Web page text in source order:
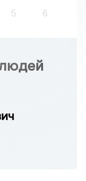
5 6